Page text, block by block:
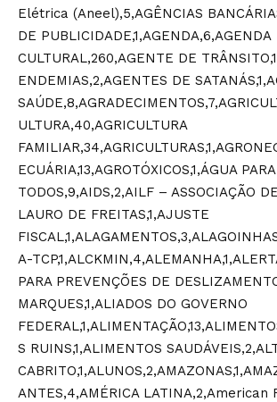
Elétrica (Aneel),5,AGÊNCIAS
DE PUBLICIDADE,1,AGENDA,6,AGENDA
CULTURAL,260,AGENTE DE
ENDEMIAS,2,AGENTES DE
ULTURA,40,AGRICULTURA
ECUÁRIA,13,AGROTÓXICOS,1,ÁGUA PARA
TODOS,9,AIDS,2,AILF – ASSOCIAÇÃO
LAURO DE FREITAS,1,AJUSTE
A-
PARA PREVENÇÕES DE
MARQUES,1,ALIADOS DO GOVERNO
S RUINS,1,ALIMENTOS
ANTES,4,AMÉRICA LATINA,2,American